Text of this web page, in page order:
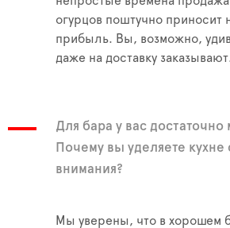
огурцов поштучно приносит
прибыль. Вы, возможно,
даже на доставку
Для бара у вас
Почему вы уделяете кухне
внимания?
Мы уверены, что в хорошем